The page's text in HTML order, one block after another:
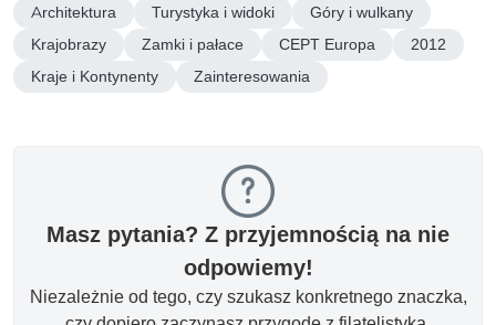
Architektura Turystyka i widoki
Góry i wulkany
Krajobrazy
Zamki i pałace CEPT Europa
2012
Kraje i Kontynenty
Zainteresowania
Masz pytania? Z przyjemnością na nie
odpowiemy!
Niezależnie od tego, czy szukasz konkretnego znaczka,